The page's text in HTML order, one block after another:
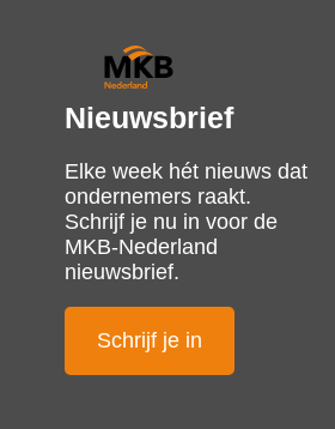
Nieuwsbrief
Elke week hét nieuws dat
ondernemers raakt.
Schrijf je nu in voor de
MKB-Nederland
nieuwsbrief.
Schrijf je in